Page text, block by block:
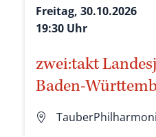
Freitag, 30.10.2026
19:30 Uhr
zwei:takt
Baden-